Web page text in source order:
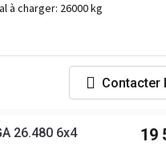
à charger: 26000 kg
Contacter
26.480 6x4 19